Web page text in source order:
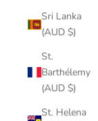
Sri Lanka
(AUD $)
St.
Barthélemy
(AUD $)
St. Helena